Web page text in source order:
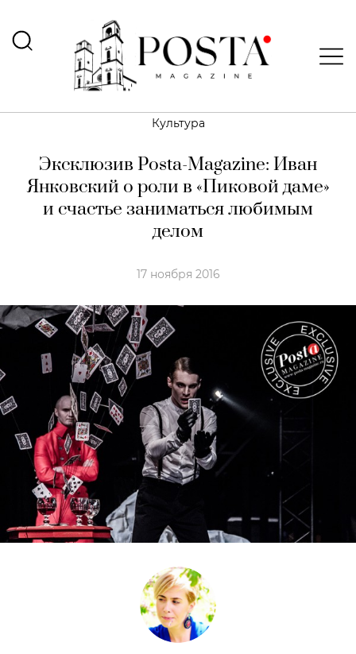
Культура
Эксклюзив Posta-Magazine: Иван
Янковский о роли в «Пиковой даме»
и счастье заниматься любимым
делом
17 ноября 2016